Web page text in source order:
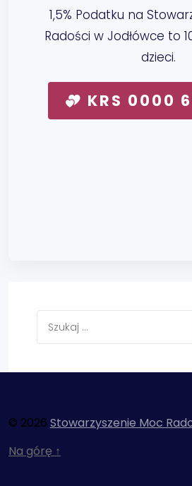
1,5% Podatku na
Radości w Jodłówce to
dzieci.
KRS 0000
© 2026 Stowarzyszenie Moc
Na górę ↑